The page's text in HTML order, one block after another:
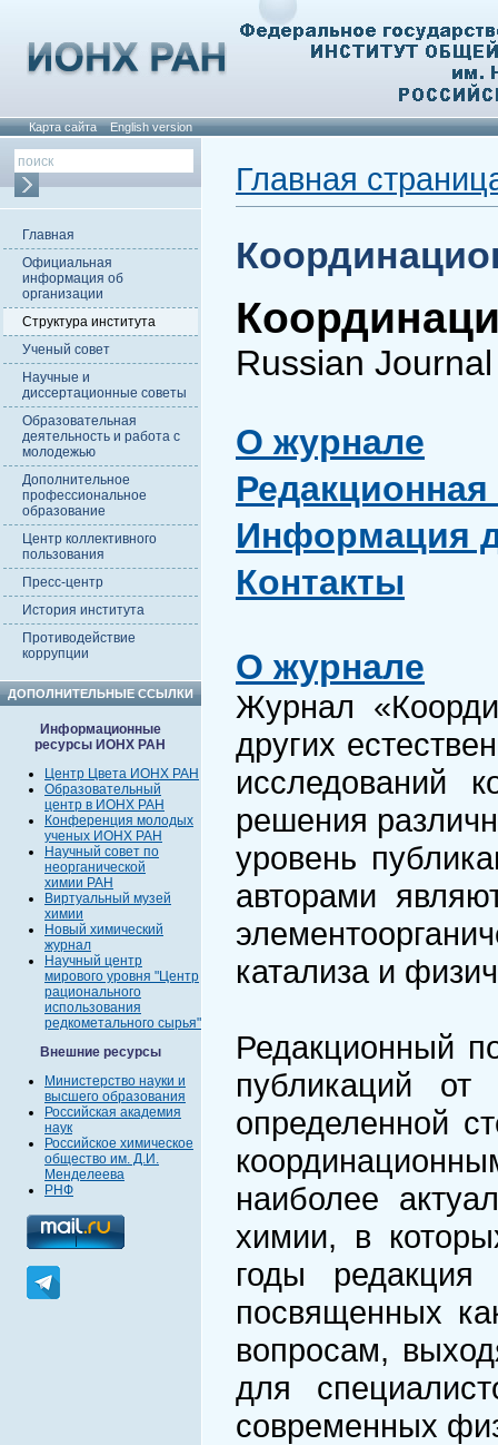
Карта сайта English version
Главная
Официальная
информация об
организации
Структура института
Ученый совет
Научные и
диссертационные советы
Образовательная
деятельность и работа с
молодежью
Дополнительное
профессиональное
образование
Центр коллективного
пользования
Пресс-центр
История института
Противодействие
коррупции
ДОПОЛНИТЕЛЬНЫЕ ССЫЛКИ
Информационные
ресурсы ИОНХ РАН
Центр Цвета ИОНХ РАН
Образовательный
центр в ИОНХ РАН
Конференция молодых
ученых ИОНХ РАН
Научный совет по
неорганической
химии РАН
Виртуальный музей
химии
Новый химический
журнал
Научный центр
мирового уровня "Центр
рационального
использования
редкометального сырья"
Внешние ресурсы
Министерство науки и
высшего образования
Российская академия
наук
Российское химическое
общество им. Д.И.
Менделеева
РНФ
Главная
Russian
О журнале
Редакционная
Информация
Контакты
О журнале
Журнал
других
исследований
решения
уровень
авторами
катализа и
Редакционный
публикаций
определенной
наиболее
химии, в
годы редакция
посвященных
вопросам,
для
современных